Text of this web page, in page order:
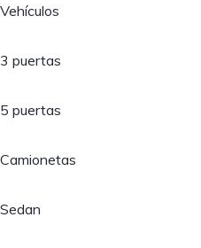
Vehículos
3 puertas
5 puertas
Camionetas
Sedan